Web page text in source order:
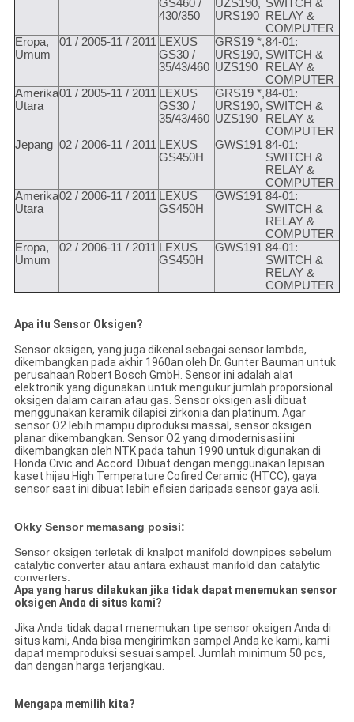
GS460 /
430/350
UZS190,
URS190
SWITCH &
RELAY &
COMPUTER
Eropa,
Umum
01 / 2005-11 / 2011 LEXUS
GS30 /
35/43/460
GRS19 *,
URS190,
UZS190
84-01:
SWITCH &
RELAY &
COMPUTER
Amerika
Utara
01 / 2005-11 / 2011 LEXUS
GS30 /
35/43/460
GRS19 *,
URS190,
UZS190
84-01:
SWITCH &
RELAY &
COMPUTER
Jepang 02 / 2006-11 / 2011 LEXUS
GS450H
GWS191 84-01:
SWITCH &
RELAY &
COMPUTER
Amerika
Utara
02 / 2006-11 / 2011 LEXUS
GS450H
GWS191 84-01:
SWITCH &
RELAY &
COMPUTER
Eropa,
Umum
02 / 2006-11 / 2011 LEXUS
GS450H
GWS191 84-01:
SWITCH &
RELAY &
COMPUTER
Apa itu Sensor Oksigen?
Sensor oksigen, yang juga dikenal sebagai sensor lambda,
dikembangkan pada akhir 1960an oleh Dr. Gunter Bauman untuk
perusahaan Robert Bosch GmbH. Sensor ini adalah alat
elektronik yang digunakan untuk mengukur jumlah proporsional
oksigen dalam cairan atau gas. Sensor oksigen asli dibuat
menggunakan keramik dilapisi zirkonia dan platinum. Agar
sensor O2 lebih mampu diproduksi massal, sensor oksigen
planar dikembangkan. Sensor O2 yang dimodernisasi ini
dikembangkan oleh NTK pada tahun 1990 untuk digunakan di
Honda Civic and Accord. Dibuat dengan menggunakan lapisan
kaset hijau High Temperature Cofired Ceramic (HTCC), gaya
sensor saat ini dibuat lebih efisien daripada sensor gaya asli.
Okky Sensor memasang posisi:
Sensor oksigen terletak di knalpot manifold downpipes sebelum
catalytic converter atau antara exhaust manifold dan catalytic
converters.
Apa yang harus dilakukan jika tidak dapat menemukan sensor
oksigen Anda di situs kami?
Jika Anda tidak dapat menemukan tipe sensor oksigen Anda di
situs kami, Anda bisa mengirimkan sampel Anda ke kami, kami
dapat memproduksi sesuai sampel. Jumlah minimum 50 pcs,
dan dengan harga terjangkau.
Mengapa memilih kita?